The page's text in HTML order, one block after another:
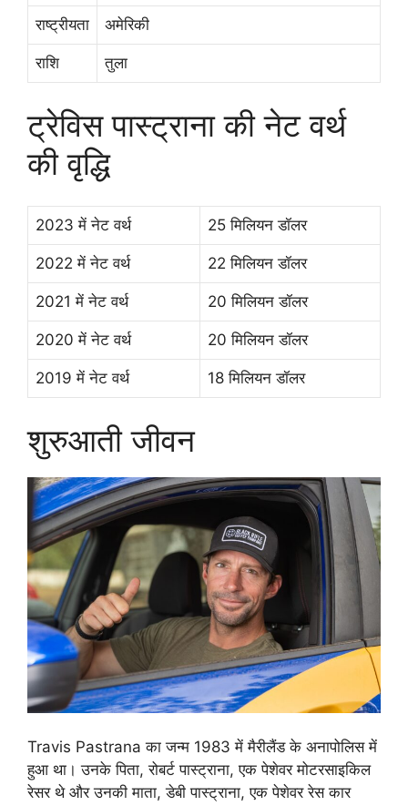
राष्ट्रीयता अमेरिकी
राशि तुला
ट्रेविस पास्ट्राना की नेट वर्थ
की वृद्धि
2023 में नेट वर्थ 25 मिलियन डॉलर
2022 में नेट वर्थ 22 मिलियन डॉलर
2021 में नेट वर्थ 20 मिलियन डॉलर
2020 में नेट वर्थ 20 मिलियन डॉलर
2019 में नेट वर्थ 18 मिलियन डॉलर
शुरुआती जीवन
Travis Pastrana का जन्म 1983 में मैरीलैंड के अनापोलिस में
हुआ था। उनके पिता, रोबर्ट पास्ट्राना, एक पेशेवर मोटरसाइकिल
रेसर थे और उनकी माता, डेबी पास्ट्राना, एक पेशेवर रेस कार